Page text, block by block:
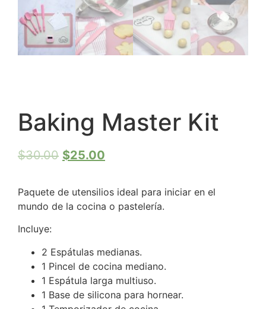
Baking Master Kit
$30.00 $25.00
Paquete de utensilios ideal para iniciar en el
mundo de la cocina o pastelería.
Incluye:
2 Espátulas medianas.
1 Pincel de cocina mediano.
1 Espátula larga multiuso.
1 Base de silicona para hornear.